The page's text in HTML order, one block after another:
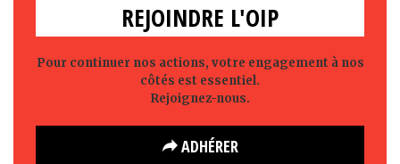
REJOINDRE L'OIP
Pour continuer nos actions, votre engagement à nos
côtés est essentiel.
Rejoignez-nous.
ADHÉRER